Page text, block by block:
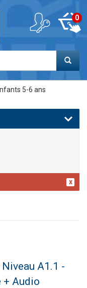
0
5-6 ans
A1.1 -
+ Audio